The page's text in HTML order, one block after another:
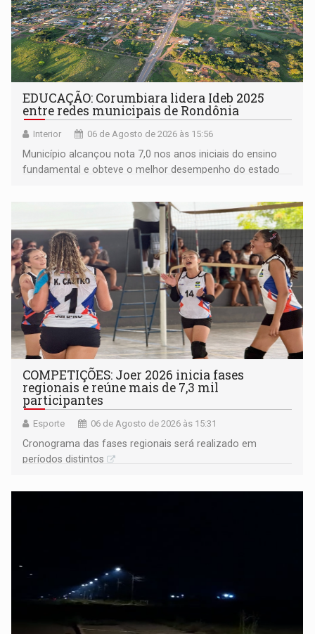
EDUCAÇÃO: Corumbiara lidera Ideb 2025
entre redes municipais de Rondônia
Interior 06 de Agosto de 2026 às 15:56
Município alcançou nota 7,0 nos anos iniciais do ensino
fundamental e obteve o melhor desempenho do estado
COMPETIÇÕES: Joer 2026 inicia fases
regionais e reúne mais de 7,3 mil
participantes
Esporte 06 de Agosto de 2026 às 15:31
Cronograma das fases regionais será realizado em
períodos distintos